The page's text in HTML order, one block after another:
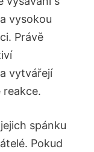
vysokou
Právě
vytvářejí
reakce.
spánku
Pokud